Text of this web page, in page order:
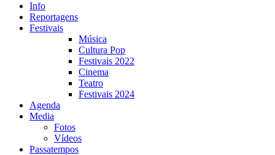
Info
Reportagens
Festivais
Música
Cultura Pop
Festivais 2022
Cinema
Teatro
Festivais 2024
Agenda
Media
Fotos
Vídeos
Passatempos